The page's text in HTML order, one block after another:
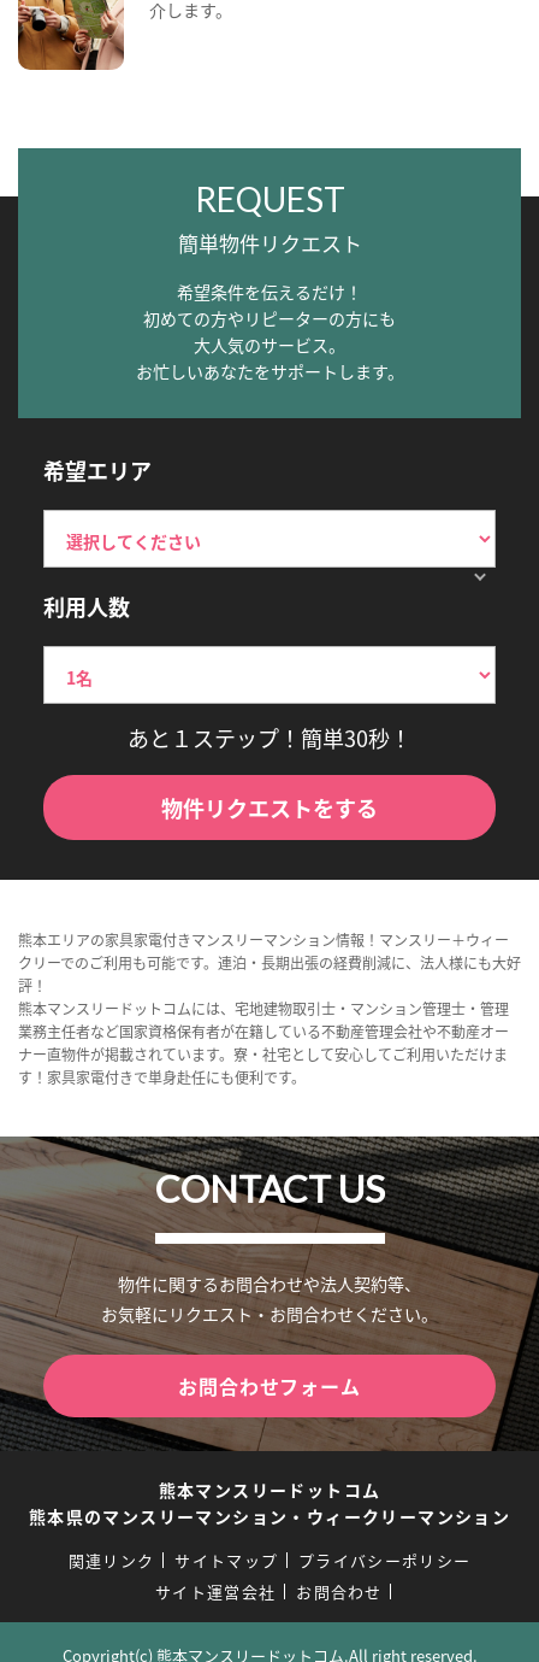
介します。
REQUEST
簡単物件リクエスト
希望条件を伝えるだけ！
初めての方やリピーターの方にも
大人気のサービス。
お忙しいあなたをサポートします。
希望エリア
利用人数
あと１ステップ！簡単30秒！
物件リクエストをする
熊本エリアの家具家電付きマンスリーマンション情報！マンスリー＋ウィー
クリーでのご利用も可能です。連泊・長期出張の経費削減に、法人様にも大好
評！
熊本マンスリードットコムには、宅地建物取引士・マンション管理士・管理
業務主任者など国家資格保有者が在籍している不動産管理会社や不動産オー
ナー直物件が掲載されています。寮・社宅として安心してご利用いただけま
す！家具家電付きで単身赴任にも便利です。
CONTACT US
物件に関するお問合わせや法人契約等、
お気軽にリクエスト・お問合わせください。
お問合わせフォーム
熊本マンスリードットコム
熊本県のマンスリーマンション・ウィークリーマンション
関連リンク サイトマップ
プライバシーポリシー
サイト運営会社
お問合わせ
Copyright(c) 熊本マンスリードットコム.All right reserved.